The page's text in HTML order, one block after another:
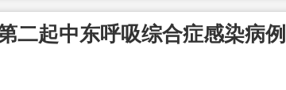
二起中东呼吸综合症感染病例